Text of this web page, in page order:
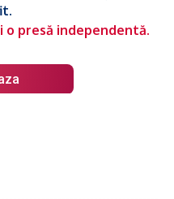
o presă independentă.